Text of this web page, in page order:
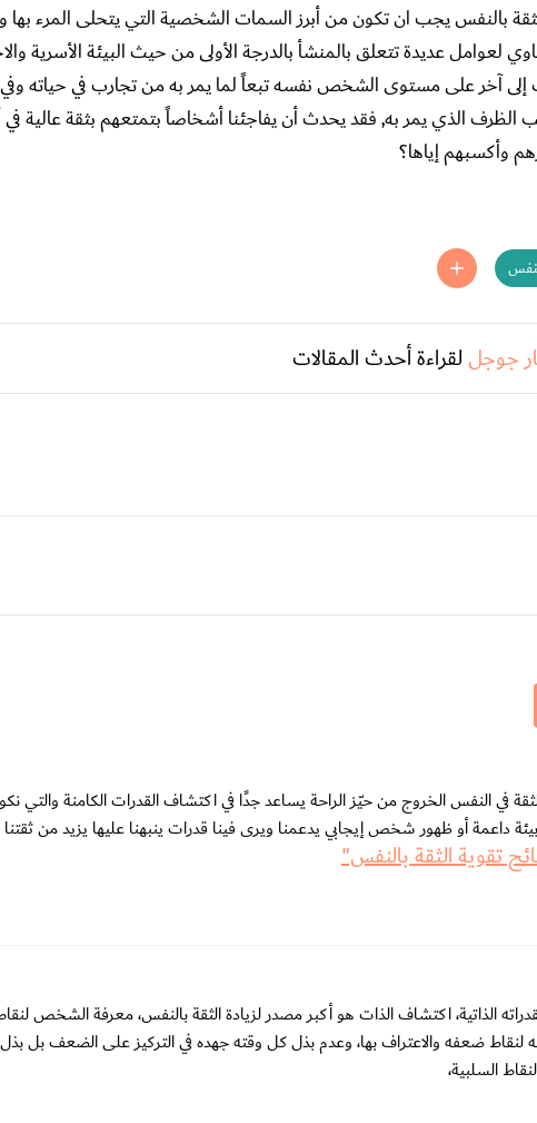
بالنفس يجب ان تكون من أبرز السمات الشخصية التي يتحلى المرء بها
عديدة تتعلق بالمنشأ بالدرجة الأولى من حيث البيئة الأسرية
آخر على مستوى الشخص نفسه تبعاً لما يمر به من تجارب في حياته
الذي يمر به, فقد يحدث أن يفاجئنا أشخاصاً بتمتعهم بثقة عالية
وأكسبهم إياها؟
جوجل لقراءة أحدث المقالات
في النفس الخروج من حيّز الراحة يساعد جدًا في اكتشاف القدرات الكامنة والتي
بيئة داعمة أو ظهور شخص إيجابي يدعمنا ويرى فينا قدرات ينبهنا عليها يزيد من ثقتنا
تقوية الثقة بالنفس"
الذاتية، اكتشاف الذات هو أكبر مصدر لزيادة الثقة بالنفس، معرفة الشخص لنقاط
لنقاط ضعفه والاعتراف بها، وعدم بذل كل وقته جهده في التركيز على الضعف بل بذل
السلبية،